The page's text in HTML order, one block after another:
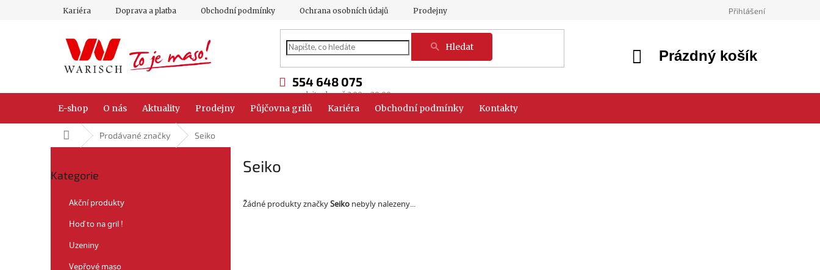
Kariéra Doprava a platba Obchodní podmínky Ochrana osobních údajů Prodejny Přihlášení
Hledat
554 648 075
NÁKUPNÍ
Prázdný košík
E-shop O nás Aktuality Prodejny Půjčovna grilů Kariéra Obchodní podmínky Kontakty
Domů Prodávané značky Seiko
s
kategorie
Kategorie
Akční produkty
Hoď to na gril !
Uzeniny
Vepřové maso
Seiko
Žádné produkty značkySeiko nebyly nalezeny...